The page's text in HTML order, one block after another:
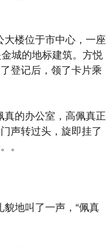
楼位于市中心，一座
城的地标建筑。方悦
登记后，领了卡片乘
的办公室，高佩真正
声转过头，旋即挂了
。
地叫了一声，“佩真